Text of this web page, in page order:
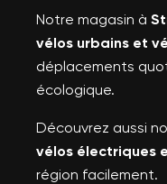
Notre magasin à
vélos urbains et
déplacements
écologique.
Découvrez aussi
vélos électriques
région facilement.